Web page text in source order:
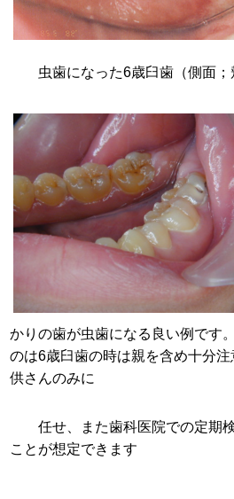
虫歯になった6歳臼歯（側面；
かりの歯が虫歯になる良い例です
のは6歳臼歯の時は親を含め十分
供さんのみに
任せ、また歯科医院での定期検
ことが想定できます